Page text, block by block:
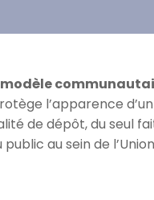
l’apparence
de dépôt, du seul
au sein de